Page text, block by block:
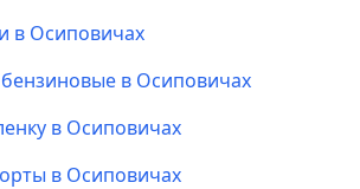
в Осиповичах
бензиновые в Осиповичах
в Осиповичах
в Осиповичах